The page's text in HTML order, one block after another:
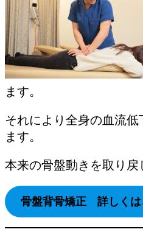
ます。
それにより全身の血流低
ます。
本来の骨盤動きを取り戻
骨盤背骨矯正 詳しくは